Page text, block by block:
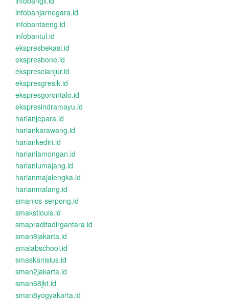
infobanjarnegara.id
infobantaeng.id
infobantul.id
ekspresbekasi.id
ekspresbone.id
eksprescianjur.id
ekspresgresik.id
ekspresgorontalo.id
ekspresindramayu.id
harianjepara.id
hariankarawang.id
hariankediri.id
harianlamongan.id
harianlumajang.id
harianmajalengka.id
harianmalang.id
smanics-serpong.id
smakstlouis.id
smapraditadirgantara.id
sman8jakarta.id
smalabschool.id
smaskanisius.id
sman2jakarta.id
sman68jkt.id
sman8yogyakarta.id